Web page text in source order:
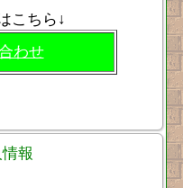
こちら↓
わせ
報